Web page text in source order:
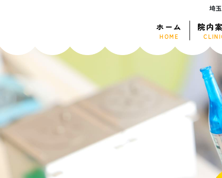
埼
ホーム
HOME
院内